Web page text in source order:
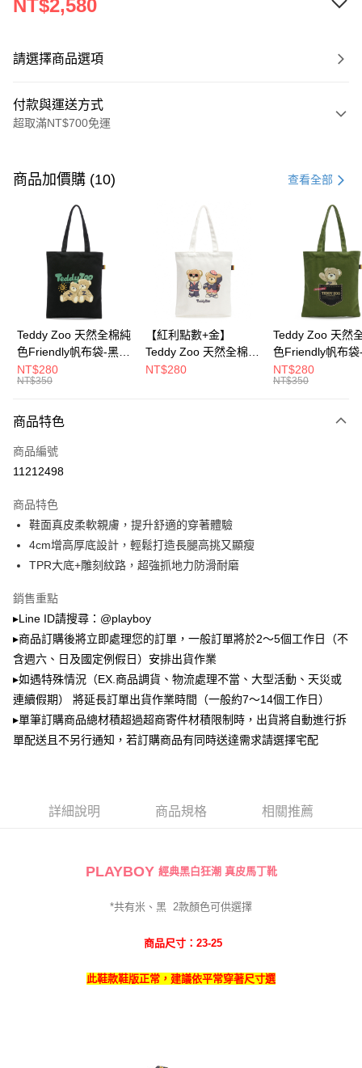
NT$2,580
請選擇商品選項
付款與運送方式
超取滿NT$700免運
信用卡一次付款
超商取貨付款
Apple Pay
街口支付
大哥付你分期
相關說明
2.付款方式選擇「大哥付你分期」，訂單成立後會自動跳轉到大哥付的交易
成交易。
3.實際核准額度、可分期數及費用金額請依後續交易確認頁面所載為準。
消。如遇「轉專審核」未通過狀況，表示未達大哥付你分期系統評分，恕無
法說明評估內容。
【繳款方式說明】
1.分期款項不併入電信帳單，「大哥付你分期」於每月結算日後寄送繳費提
2.透過簡訊連結打開帳單後，可選擇「超商條碼／台灣大直營門市／銀行轉
【注意事項】
1.本服務係由「台灣大哥大股份有限公司」（以下簡稱本公司）所提供，讓
用戶於交易時，得透過本服務購買商品或服務，並由商店將買賣／分期付款
買賣價金債權讓與本公司後，依約使用本公司帳單繳交帳款。
2.基於同意付款使用「大哥付你分期」之契約關係目的，商店將以您的個人
資料（包含姓名、電話或地址）提供予台灣大哥大進項蒐集、處理及利用，
由本公司與您本人進行分期帳單所需資料之確認、核對及更正。
3.完整用戶服務條款，請詳閱以下連結：https://oppay.tw/userRule
運送方式
全家取貨付款
付款後全家取貨
每筆NT$100，滿NT$700(含以上)免運費
每筆NT$100，滿NT$900(含以上)免運費
付款後萊爾富取貨
7-11取貨付款
每筆NT$100，滿NT$900(含以上)免運費
付款後7-11取貨
每筆NT$100，滿NT$700(含以上)免運費
商品加價購 (10) 查看全部
Teddy Zoo 天然全棉純
色Friendly帆布袋-黑色
(TZB107)
NT$280
NT$350
【紅利點數+金】
Teddy Zoo 天然全棉純
色Friendly帆布袋-白色
NT$280
Teddy Zoo 天然
色Friendly帆布袋
色(TZB107)
NT$280
NT$350
商品特色
商品編號
11212498
商品特色
鞋面真皮柔軟親膚，提升舒適的穿著體驗
4cm增高厚底設計，輕鬆打造長腿高挑又顯瘦
TPR大底+雕刻紋路，超強抓地力防滑耐磨
銷售重點
▸Line ID請搜尋：@playboy
▸商品訂購後將立即處理您的訂單，一般訂單將於2～5個工作日（不
含週六、日及國定例假日）安排出貨作業
▸如遇特殊情況（EX.商品調貨、物流處理不當、大型活動、天災或
連續假期） 將延長訂單出貨作業時間（一般約7～14個工作日）
▸單筆訂購商品總材積超過超商寄件材積限制時，出貨將自動進行拆
單配送且不另行通知，若訂購商品有同時送達需求請選擇宅配
詳細說明 商品規格 相關推薦
PLAYBOY 經典黑白狂潮 真皮馬丁靴
*共有米、黑 2款顏色可供選擇
商品尺寸：23-25
此鞋款鞋版正常，建議依平常穿著尺寸選